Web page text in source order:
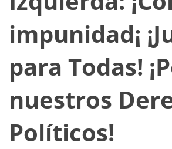
impunidad¡
para Todas!
nuestros
Políticos!